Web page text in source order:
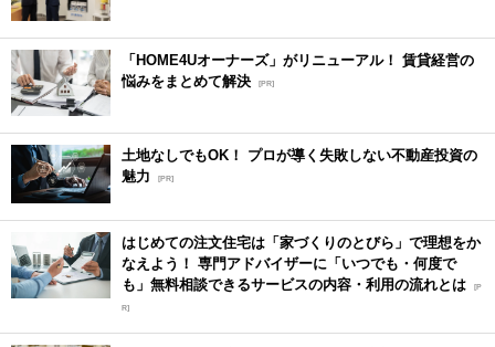
「HOME4Uオーナーズ」がリニューアル！ 賃貸経営の
悩みをまとめて解決 [PR]
土地なしでもOK！ プロが導く失敗しない不動産投資の
魅力
[PR]
はじめての注文住宅は「家づくりのとびら」で理想をか
なえよう！ 専門アドバイザーに「いつでも・何度で
も」無料相談できるサービスの内容・利用の流れとは [P
R]